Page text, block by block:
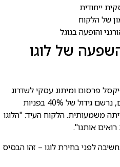
ייחודית
של הלקוח
והופעה בגוגל
של לוגו
פרסום ומיתוג עסקי לשדרוג
הלוגו. לאחר המיתוג, תוך 3 חודשים, נרשם גידול של 40% בפניות
משמעותית. הלקוח העיד: "הלוגו
אותנו".
לפני בחירת לוגו – זהו הבסיס